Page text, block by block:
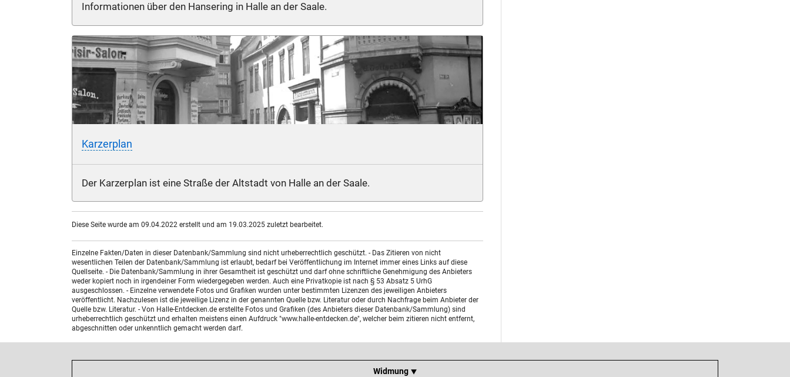
Informationen über den Hansering in Halle an der Saale.
Karzerplan
Der Karzerplan ist eine Straße der Altstadt von Halle an der Saale.
Diese Seite wurde am 09.04.2022 erstellt und am 19.03.2025 zuletzt bearbeitet.
Einzelne Fakten/Daten in dieser Datenbank/Sammlung sind nicht urheberrechtlich geschützt. - Das Zitieren von nicht
wesentlichen Teilen der Datenbank/Sammlung ist erlaubt, bedarf bei Veröffentlichung im Internet immer eines Links auf diese
Quellseite. - Die Datenbank/Sammlung in ihrer Gesamtheit ist geschützt und darf ohne schriftliche Genehmigung des Anbieters
weder kopiert noch in irgendeiner Form wiedergegeben werden. Auch eine Privatkopie ist nach § 53 Absatz 5 UrhG
ausgeschlossen. - Einzelne verwendete Fotos und Grafiken wurden unter bestimmten Lizenzen des jeweiligen Anbieters
veröffentlicht. Nachzulesen ist die jeweilige Lizenz in der genannten Quelle bzw. Literatur oder durch Nachfrage beim Anbieter der
Quelle bzw. Literatur. - Von Halle-Entdecken.de erstellte Fotos und Grafiken (des Anbieters dieser Datenbank/Sammlung) sind
urheberrechtlich geschützt und erhalten meistens einen Aufdruck "www.halle-entdecken.de", welcher beim zitieren nicht entfernt,
abgeschnitten oder unkenntlich gemacht werden darf.
Widmung ⯆